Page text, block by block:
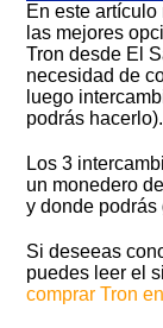
En este
las mejores
Tron desde El
necesidad de
luego
podrás hacerlo).
Los 3
un monedero
y donde
Si deseeas
puedes leer el
comprar Tron